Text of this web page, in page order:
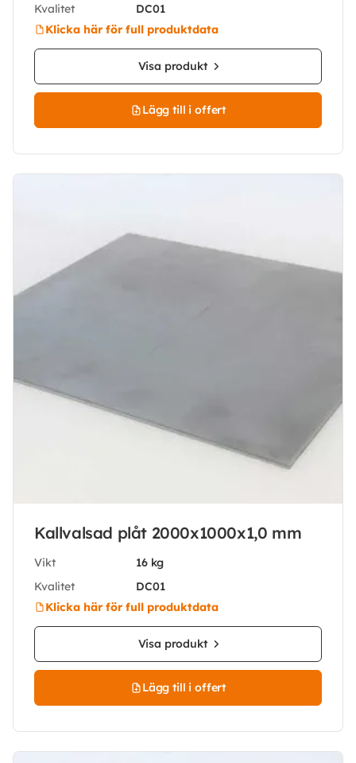
Kvalitet
DC01
Klicka här för full produktdata
Visa produkt
Lägg till i offert
Kallvalsad plåt 2000x1000x1,0 mm
Vikt
16 kg
Kvalitet
DC01
Klicka här för full produktdata
Visa produkt
Lägg till i offert